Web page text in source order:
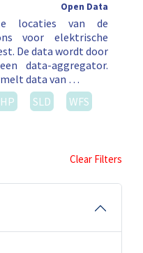
Open Data
locaties van de
voor elektrische
De data wordt door
data-aggregator.
data van …
SLD
WFS
Clear Filters